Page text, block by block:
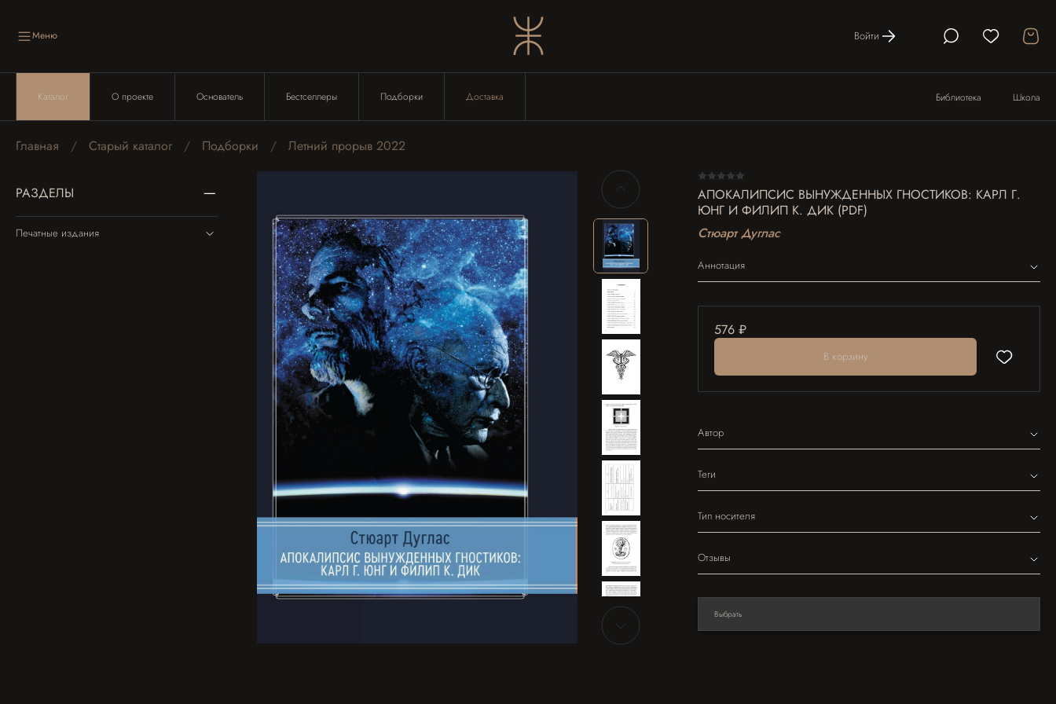
Меню Войти
Каталог О проекте Основатель Бестселлеры Подборки Доставка Библиотека Школа
Главная Старый каталог Подборки Летний прорыв 2022
РАЗДЕЛЫ
Печатные издания
АПОКАЛИПСИС ВЫНУЖДЕННЫХ ГНОСТИКОВ: КАРЛ Г.
ЮНГ И ФИЛИП К. ДИК (PDF)
Стюарт Дуглас
Аннотация
576 ₽
В корзину
Автор
Теги
Тип носителя
Отзывы
Выбрать